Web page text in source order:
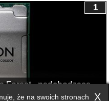
Forest - nadchodzące
nowe nazewnictwo
1
X
że na swoich stronach